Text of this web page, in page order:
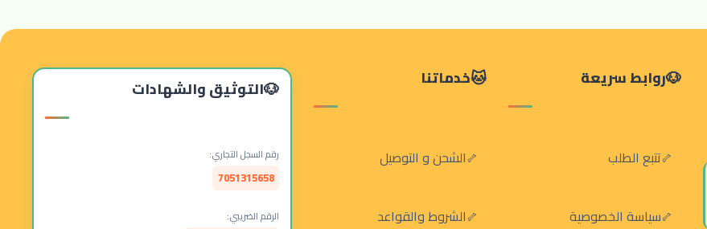
روابط سريعة
تتبع الطلب
سياسة الخصوصية
خدماتنا
الشحن و التوصيل
الشروط والقواعد
التوثيق والشهادات
رقم السجل التجاري:
7051315658
الرقم الضريبي: